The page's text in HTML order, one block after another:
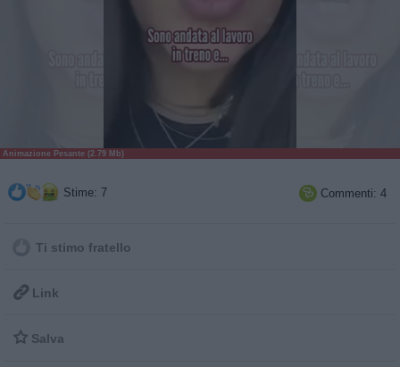
Animazione Pesante (2.79 Mb)
Stime: 7  Commenti: 4
Ti stimo fratello
 Link
 Salva